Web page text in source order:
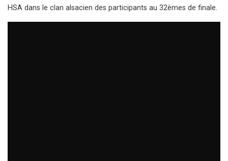
HSA dans le clan alsacien des participants au 32èmes de finale.